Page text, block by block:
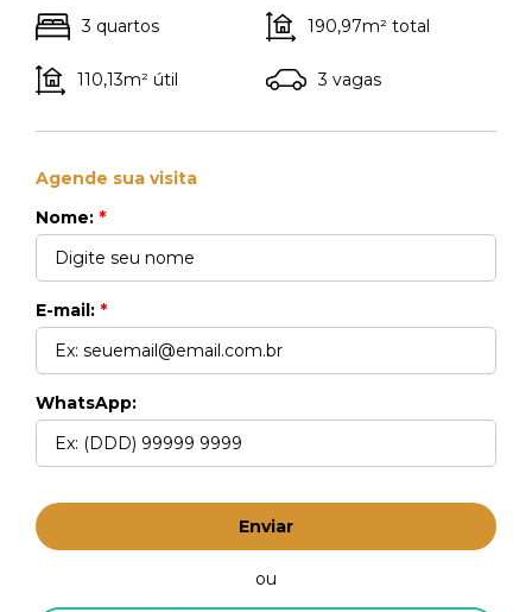
3 quartos 190,97m² total
110,13m² útil 3 vagas
Agende sua visita
Nome: *
E-mail: *
WhatsApp:
Enviar
ou